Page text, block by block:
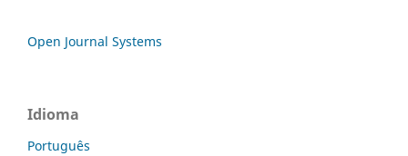
Open Journal Systems
Idioma
Português